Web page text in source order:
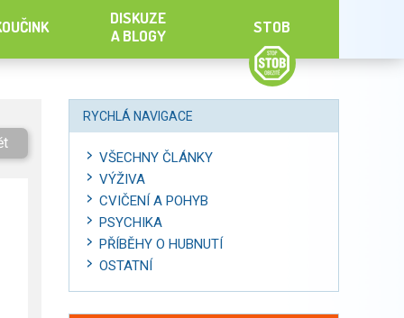
DISKUZE
A BLOGY
STOB
RYCHLÁ NAVIGACE
VŠECHNY ČLÁNKY
VÝŽIVA
CVIČENÍ A POHYB
PSYCHIKA
PŘÍBĚHY O HUBNUTÍ
OSTATNÍ